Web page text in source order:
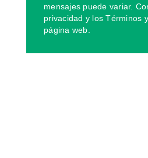
mensajes puede variar.
privacidad y los Términos
página web.